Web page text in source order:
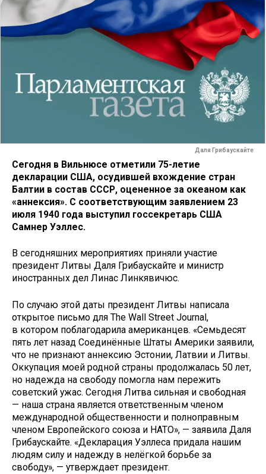
Даля Грибаускайте
Сегодня в Вильнюсе отметили 75-летие
декларации США, осудившей вхождение стран
Балтии в состав СССР, оцененное за океаном как
«аннексия». С соответствующим заявлением 23
июля 1940 года выступил госсекретарь США
Самнер Уэллес.
В сегодняшних мероприятиях приняли участие
президент Литвы Даля Грибаускайте и министр
иностранных дел Линас Линкявичюс.
По случаю этой даты президент Литвы написала
открытое письмо для The Wall Street Journal,
в котором поблагодарила американцев. «Семьдесят
пять лет назад Соединённые Штаты Америки заявили,
что не признают аннексию Эстонии, Латвии и Литвы.
Оккупация моей родной страны продолжалась 50 лет,
но надежда на свободу помогла нам пережить
советский ужас. Сегодня Литва сильная и свободная
— наша страна является ответственным членом
международной общественности и полноправным
членом Европейского союза и НАТО», — заявила Даля
Грибаускайте. «Декларация Уэллеса придала нашим
людям силу и надежду в нелёгкой борьбе за
свободу», — утверждает президент.